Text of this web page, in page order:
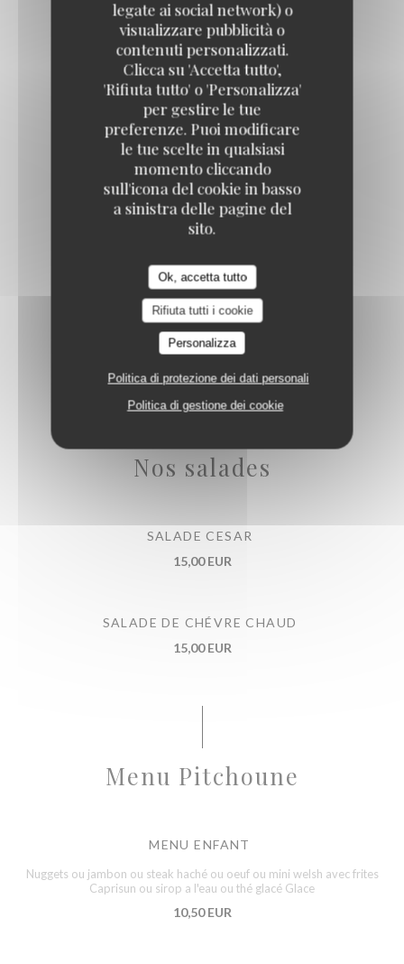
legate ai social network) o
visualizzare pubblicità o
contenuti personalizzati.
Clicca su 'Accetta tutto',
'Rifiuta tutto' o 'Personalizza'
per gestire le tue
preferenze. Puoi modificare
le tue scelte in qualsiasi
momento cliccando
sull'icona del cookie in basso
a sinistra delle pagine del
sito.
Ok, accetta tutto
Rifiuta tutti i cookie
Personalizza
Politica di protezione dei dati personali
Politica di gestione dei cookie
sauce aux choix
25,50 EUR
+/- 450 gr
PAVÉ DE RUMSTEACK
sauce aux choix
18,00 EUR
+/- 180 gr
ENTRECÔ
sauce aux choix
23,00 EUR
+/- 300 gr
Nos salades
SALADE CESAR
15,00 EUR
SALADE DE CHÉVRE CHAUD
15,00 EUR
Menu Pitchoune
MENU ENFANT
Nuggets ou jambon ou steak haché ou oeuf ou mini welsh avec frites
Caprisun ou sirop a l'eau ou thé glacé Glace
10,50 EUR
Loos'Taminet